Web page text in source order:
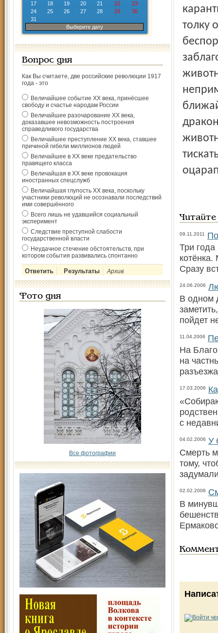
17
18 19 20 21 22
23
24
25 26 27 28 29
30
31
Выберите дату
Вопрос дня
Как Вы считаете, две российские революции 1917
года - это
Величайшее событие ХХ века, принёсшее
свободу и счастье народам России
Величайшее разочарование ХХ века,
доказавшее невозможность построения
справедливого государства
Величайшее преступление ХХ века, ставшее
причиной гибели миллионов людей
Величайшее в ХХ веке предательство
правящего класса
Величайшая в ХХ веке провокация
иностранных спецслужб
Величайшая глупость ХХ века, поскольку
участники революций не осознавали последствий
ими совершённого
Всего лишь не удавшийся социальный
эксперимент
Следствие преступной слабости
государственной власти
Неудачное стечение обстоятельств, при
котором события развивались спонтанно
Архив
Фото дня
Все фотографии
толку
09.11.2011
Три
Сразу
24.06.2006
В одном
пойдет
11.04.2006
На
на
17.03.2006
с
04.02.2006 У
Смерть
тому,
02.02.2006
В